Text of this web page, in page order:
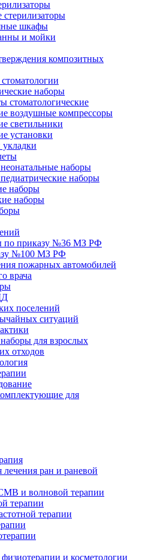
шкафы
и мойки
композитных
наборы
стоматологические
воздушные компрессоры
светильники
установки
наборы
наборы
наборы
наборы
по приказу №36 МЗ РФ
№100 МЗ РФ
пожарных автомобилей
врача
поселений
ситуаций
для взрослых
отходов
для
ран и раневой
и волновой терапии
терапии
терапии
и косметологии